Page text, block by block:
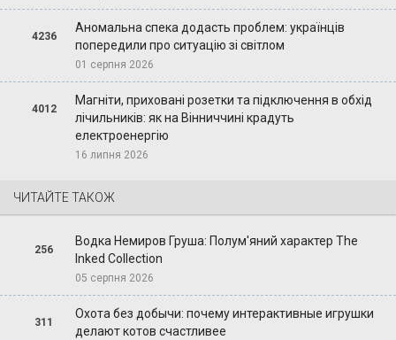
4236
Аномальна спека додасть проблем: українців
попередили про ситуацію зі світлом
01 серпня 2026
4012
Магніти, приховані розетки та підключення в обхід
лічильників: як на Вінниччині крадуть
електроенергію
16 липня 2026
ЧИТАЙТЕ ТАКОЖ
256
Водка Немиров Груша: Полум'яний характер The
Inked Collection
05 серпня 2026
311
Охота без добычи: почему интерактивные игрушки
делают котов счастливее